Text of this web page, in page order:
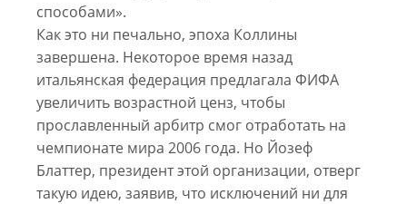
способами».
Как это ни печально, эпоха Коллины
завершена. Некоторое время назад
итальянская федерация предлагала ФИФА
увеличить возрастной ценз, чтобы
прославленный арбитр смог отработать на
чемпионате мира 2006 года. Но Йозеф
Блаттер, президент этой организации, отверг
такую идею, заявив, что исключений ни для